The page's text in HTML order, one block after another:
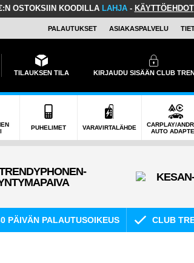
OSTOKSIIN KOODILLA LAHJA- KÄYTTÖEHDOT
PALAUTUKSET ASIAKASPALVELU
TILAUKSEN TILA KIRJAUDU SISÄÄN CLUB
PUHELIMET VARAVIRTALÄHDE
CARPLAY/
AUTO
PÄIVÄN PALAUTUSOIKEUS CLUB